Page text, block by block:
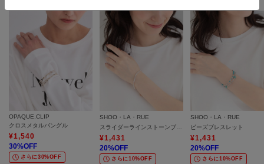
OPAQUE.CLIP
クロスメタルバングル
¥1,540
30%OFF
さらに30%OFF
SHOO・LA・RUE
スライダーラインストーンブレスレット
¥1,431
20%OFF
さらに10%OFF
SHOO・LA・RUE
ビーズブレスレット
¥1,431
20%OFF
さらに10%OFF